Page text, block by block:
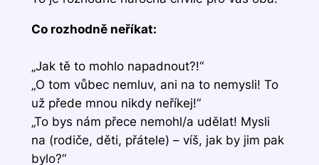
Co rozhodně neříkat:
„Jak tě to mohlo napadnout?!“
„O tom vůbec nemluv, ani na to nemysli! To
už přede mnou nikdy neříkej!“
„To bys nám přece nemohl/a udělat! Mysli
na (rodiče, děti, přátele) – víš, jak by jim pak
bylo?“